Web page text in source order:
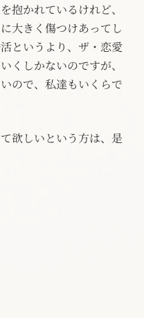
抱かれているけれど、
大きく傷つけあってし
というより、ザ・恋愛
くしかないのですが、
ので、私達もいくらで
欲しいという方は、是